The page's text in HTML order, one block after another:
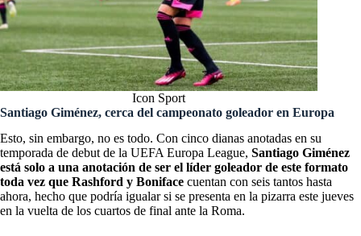
Icon Sport
Santiago Giménez, cerca del campeonato goleador en Europa
Esto, sin embargo, no es todo. Con cinco dianas anotadas en su
temporada de debut de la UEFA Europa League, Santiago Giménez
está solo a una anotación de ser el líder goleador de este formato
toda vez que Rashford y Boniface cuentan con seis tantos hasta
ahora, hecho que podría igualar si se presenta en la pizarra este jueves
en la vuelta de los cuartos de final ante la Roma.